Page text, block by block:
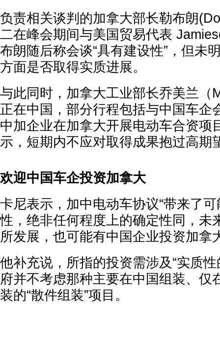
负责相关谈判的加拿大部长勒布朗
二在峰会期间与美国贸易代表
布朗随后称会谈“具有建设性”，但未
方面是否取得实质进展。
与此同时，加拿大工业部长乔美兰（
正在中国，部分行程包括与中国车企
中加企业在加拿大开展电动车合资项
示，短期内不应对取得成果抱过高期
欢迎中国车企投资加拿大
卡尼表示，加中电动车协议“带来了
性，绝非任何程度上的确定性同，未
所发展，也可能有中国企业投资加拿
他补充说，所指的投资需涉及“实质
府并不考虑那种主要在中国组装、仅
装的“散件组装”项目。